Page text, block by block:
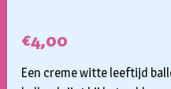
€4,00
Een creme witte leeftijd